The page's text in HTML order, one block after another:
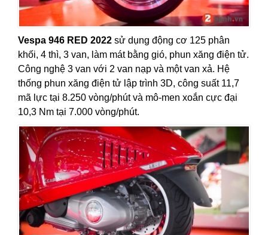
Vespa 946 RED 2022 sử dụng động cơ 125 phân
khối, 4 thì, 3 van, làm mát bằng gió, phun xăng điện tử.
Công nghệ 3 van với 2 van nạp và một van xả. Hệ
thống phun xăng điện tử lập trình 3D, công suất 11,7
mã lực tại 8.250 vòng/phút và mô-men xoắn cực đại
10,3 Nm tại 7.000 vòng/phút.